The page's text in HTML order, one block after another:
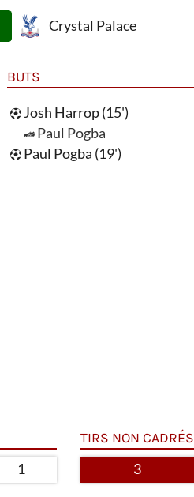
Crystal Palace
BUTS
Josh Harrop (15')
Paul Pogba
Paul Pogba (19')
1
TIRS NON CADRÉS
3